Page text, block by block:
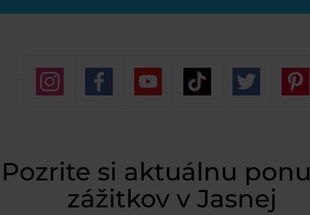
Pozrite si aktuálnu
zážitkov v Jasnej